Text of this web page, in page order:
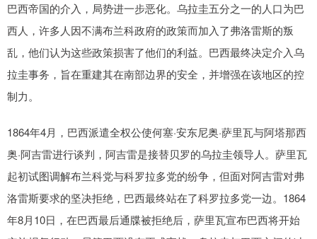
巴西帝国的介入，局势进一步恶化。乌拉圭五分之一的人口为巴
西人，许多人因不满布兰科政府的政策而加入了弗洛雷斯的叛
乱，他们认为这些政策损害了他们的利益。巴西最终决定介入乌
拉圭事务，旨在重建其在南部边界的安全，并增强在该地区的控
制力。
1864年4月，巴西派遣全权公使何塞·安东尼奥·萨里瓦与阿塔那西
奥·阿吉雷进行谈判，阿吉雷是接替贝罗的乌拉圭领导人。萨里瓦
起初试图调解布兰科党与科罗拉多党的纷争，但面对阿吉雷对弗
洛雷斯要求的坚决拒绝，巴西最终站在了科罗拉多党一边。1864
年8月10日，在巴西最后通牒被拒绝后，萨里瓦宣布巴西将开始